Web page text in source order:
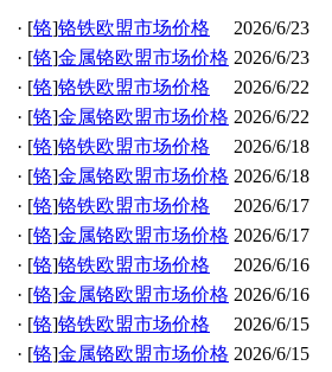
· [铬]铬铁欧盟市场价格
2026/6/23
· [铬]金属铬欧盟市场价格 2026/6/23
· [铬]铬铁欧盟市场价格
2026/6/22
· [铬]金属铬欧盟市场价格 2026/6/22
· [铬]铬铁欧盟市场价格
2026/6/18
· [铬]金属铬欧盟市场价格 2026/6/18
· [铬]铬铁欧盟市场价格
2026/6/17
· [铬]金属铬欧盟市场价格 2026/6/17
· [铬]铬铁欧盟市场价格
2026/6/16
· [铬]金属铬欧盟市场价格 2026/6/16
· [铬]铬铁欧盟市场价格
2026/6/15
· [铬]金属铬欧盟市场价格 2026/6/15